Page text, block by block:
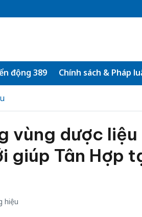
động 389 Chính sách & Pháp
vùng dược liệu
giúp Tân Hợp
hiệu